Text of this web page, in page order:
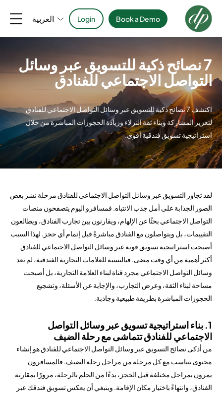
Book a Demo
Login العربية
7 نصائح ذكية للتسويق عبر وسائل
التواصل الاجتماعي للفنادق
اكتشف 7 نصائح ذكية للتسويق عبر وسائل التواصل الاجتماعي للفنادق
لتعزيز المشاركة وبناء ثقة النزلاء وزيادة الحجوزات المباشرة من خلال
استراتيجية تسويق فندقية أقوى.
لقد تجاوز التسويق عبر وسائل التواصل الاجتماعي للفنادق مرحلة نشر بعض
الصور الجذابة على أمل جذب الانتباه. فمسافرو اليوم يتصفحون منصات
التواصل الاجتماعي بحثًا عن الإلهام، ويقارنون بين تجارب الفنادق، ويطالعون
التقييمات، بل ويتواصلون مع الفنادق مباشرةً قبل إتمام أي حجز. لهذا السبب
أصبحت استراتيجية تسويق قوية عبر وسائل التواصل الاجتماعي للفنادق
أكثر أهمية من أي وقت مضى. فبالنسبة للعلامات التجارية الفندقية، لم تعد
وسائل التواصل الاجتماعي مجرد قناة لبناء العلامة التجارية، بل أصبحت
مساحة لبناء الثقة، وعرض التجارب، والإجابة عن الأسئلة، وتشجيع
الحجوزات المباشرة بطريقة طبيعية وجاذبة.
1. بناء استراتيجية تسويق عبر وسائل التواصل
الاجتماعي للفنادق تتماشى مع رحلة الضيف
من أذكى نصائح التسويق عبر وسائل التواصل الاجتماعي للفنادق هو إنشاء
محتوى يتناسب مع كل مرحلة من مراحل رحلة الضيف. فالمسافرون
يمرون بمراحل مختلفة قبل الحجز، بدءًا من الحلم بالرحلة، مرورًا بمقارنة
الفنادق، وانتهاءً باختيار مكان الإقامة. وينبغي أن يعكس تسويق فندقك عبر